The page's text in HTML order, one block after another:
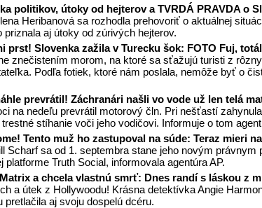
politikov, útoky od hejterov a TVRDÁ PRAVDA o
Heribanová sa rozhodla prehovoriť o aktuálnej
aj útoky od zúrivých hejterov.
prst! Slovenka zažila v Turecku šok: FOTO Fuj,
znečistením morom, na ktoré sa sťažujú turisti z
Podľa fotiek, ktoré nám poslala, nemôže byť o
prevrátil! Záchranári našli vo vode už len telá
na nedeľu prevrátil motorový čln. Pri nešťastí
stíhanie voči jeho vodičovi. Informuje o tom
Tento muž ho zastupoval na súde: Teraz mieri
Scharf sa od 1. septembra stane jeho novým
Truth Social, informovala agentúra AP.
a chcela vlastnú smrť: Dnes randí s láskou z
a útek z Hollywoodu! Krásna detektívka Angie
aj svoju dospelú dcéru.